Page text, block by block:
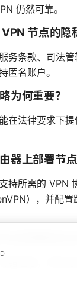
仍然可靠。
节点的隐
务条款、司法
匿名账户。
为何重要？
在法律要求下
器上部署节点
持所需的 VPN
），并配置
点有哪些优点
错性强；风险